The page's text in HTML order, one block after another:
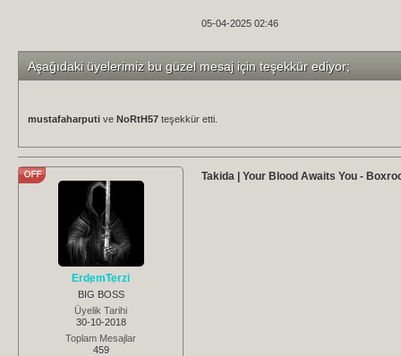
05-04-2025 02:46
Aşağıdaki üyelerimiz bu güzel mesaj için teşekkür ediyor;
mustafaharputi ve NoRtH57 teşekkür etti.
ErdemTerzi
BIG BOSS
Üyelik Tarihi
30-10-2018
Toplam Mesajlar
459
Takida | Your Blood Awaits You -